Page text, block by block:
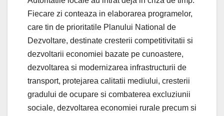
Fiecare zi conteaza in elaborarea programelor,
care tin de prioritatile Planului National de
Dezvoltare, destinate cresterii competitivitatii si
dezvoltarii economiei bazate pe cunoastere,
dezvoltarea si modernizarea infrastructurii de
transport, protejarea calitatii mediului, cresterii
gradului de ocupare si combaterea excluziunii
sociale, dezvoltarea economiei rurale precum si